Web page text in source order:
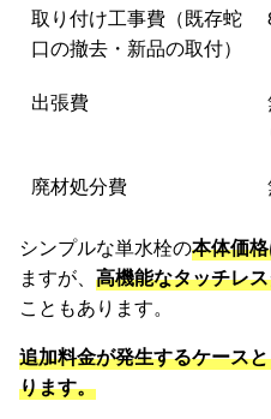
取り付け工事費（既存蛇
口の撤去・新品の取付）
出張費
廃材処分費
シンプルな単水栓の本体価
ますが、 高機能なタッチレ
こともあります。
追加料金が発生するケース
ります。